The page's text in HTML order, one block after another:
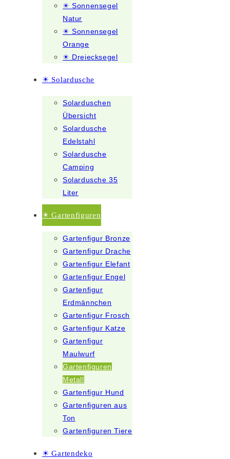
☀ Sonnensegel
Natur
☀ Sonnensegel
Orange
☀ Dreiecksegel
☀ Solardusche
Solarduschen
Übersicht
Solardusche
Edelstahl
Solardusche
Camping
Solardusche 35
Liter
☀ Gartenfiguren
Gartenfigur Bronze
Gartenfigur Drache
Gartenfigur Elefant
Gartenfigur Engel
Gartenfigur
Erdmännchen
Gartenfigur Frosch
Gartenfigur Katze
Gartenfigur
Maulwurf
Gartenfiguren
Metall
Gartenfigur Hund
Gartenfiguren aus
Ton
Gartenfiguren Tiere
☀ Gartendeko